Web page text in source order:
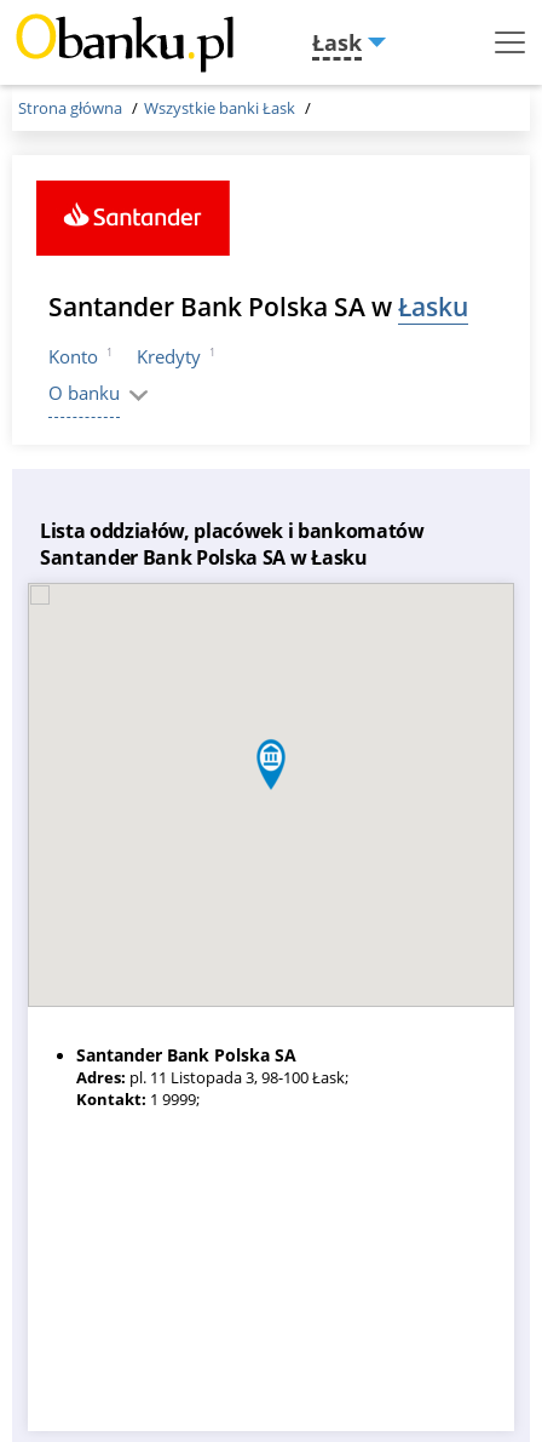
Łask
Menu
Strona główna Wszystkie banki Łask
Santander Bank Polska SA wŁasku
Konto 1 Kredyty 1
O banku
Lista oddziałów, placówek i bankomatów
Santander Bank Polska SA w Łasku
Santander Bank Polska SA
Adres: pl. 11 Listopada 3, 98-100 Łask;
Kontakt: 1 9999;